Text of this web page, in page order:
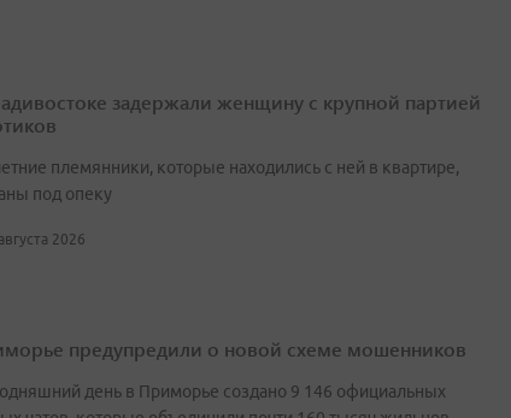
задержали женщину с крупной партией
племянники, которые находились с ней в квартире,
под опеку
2026
предупредили о новой схеме мошенников
день в Приморье создано 9 146 официальных